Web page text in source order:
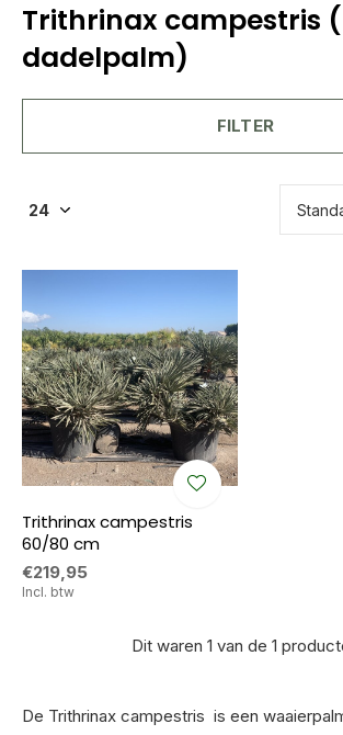
Trithrinax campestris
dadelpalm)
FILTER
Trithrinax campestris
60/80 cm
€219,95
Incl. btw
Dit waren 1 van de 1
De Trithrinax campestris is een